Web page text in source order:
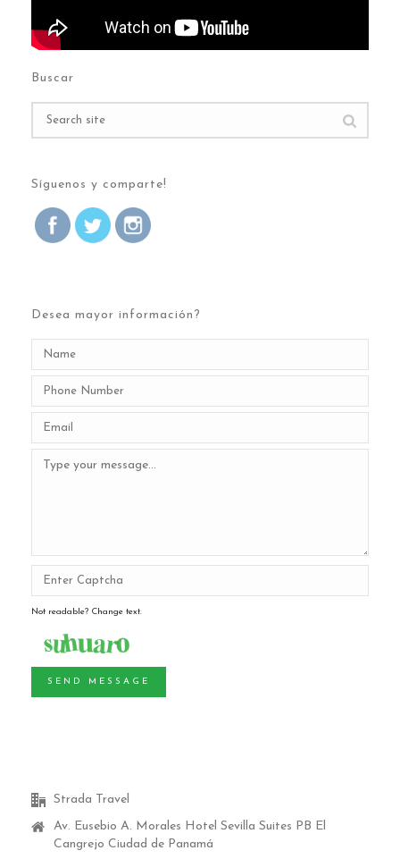
Buscar
Síguenos y comparte!
Desea mayor información?
Not readable? Change text.
SEND MESSAGE
Strada Travel
Av. Eusebio A. Morales Hotel Sevilla Suites PB El
Cangrejo Ciudad de Panamá